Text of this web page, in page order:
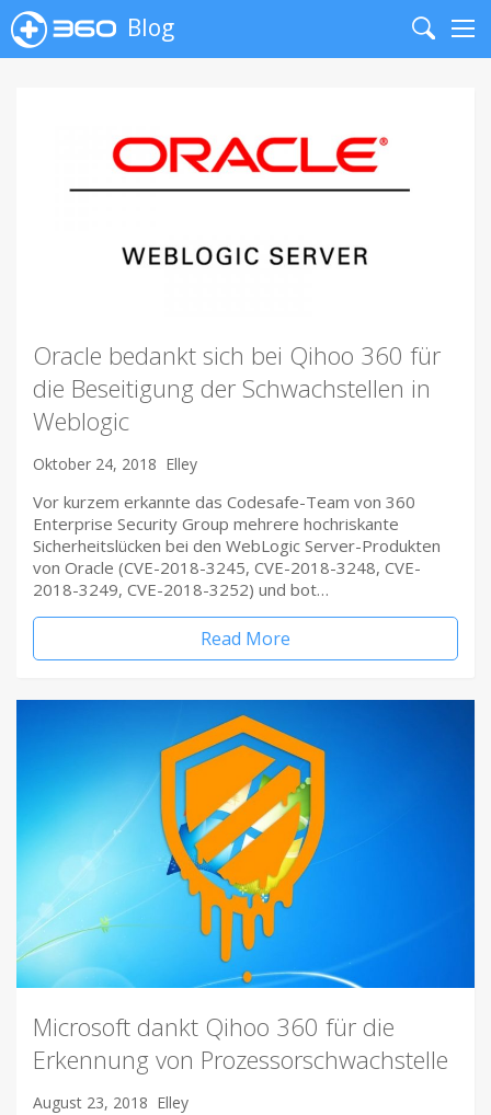
Blog
Search
Oracle bedankt sich bei Qihoo 360 für
die Beseitigung der Schwachstellen in
Weblogic
Oktober 24, 2018 Elley
Vor kurzem erkannte das Codesafe-Team von 360
Enterprise Security Group mehrere hochriskante
Sicherheitslücken bei den WebLogic Server-Produkten
von Oracle (CVE-2018-3245, CVE-2018-3248, CVE-
2018-3249, CVE-2018-3252) und bot…
Read More
Microsoft dankt Qihoo 360 für die
Erkennung von Prozessorschwachstelle
August 23, 2018 Elley